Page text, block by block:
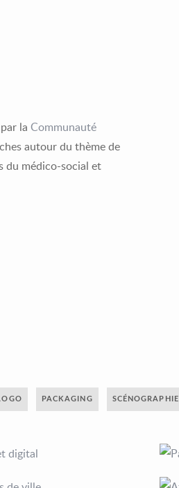
la Communauté
autour du thème de
du médico-social et
PACKAGING SCÉNOGRAPHIE